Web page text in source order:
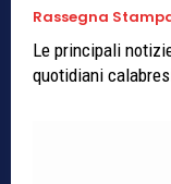
Rassegna
Le principali
quotidiani